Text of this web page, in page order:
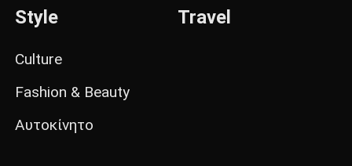
Style
Culture
Fashion & Beauty
Αυτοκίνητο
Travel